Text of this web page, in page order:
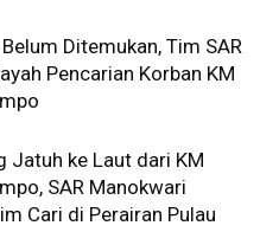
Ditemukan, Tim SAR
Pencarian Korban KM
Jatuh ke Laut dari KM
SAR Manokwari
Cari di Perairan Pulau